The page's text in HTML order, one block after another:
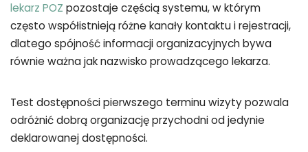
lekarz POZ pozostaje częścią systemu, w którym
często współistnieją różne kanały kontaktu i rejestracji,
dlatego spójność informacji organizacyjnych bywa
równie ważna jak nazwisko prowadzącego lekarza.
Test dostępności pierwszego terminu wizyty pozwala
odróżnić dobrą organizację przychodni od jedynie
deklarowanej dostępności.